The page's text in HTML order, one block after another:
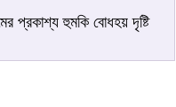
প্রকাশ্য হুমকি বোধহয় দৃষ্টি